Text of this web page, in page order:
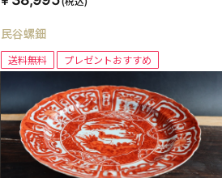
民谷螺鈿
送料無料 プレゼントおすすめ